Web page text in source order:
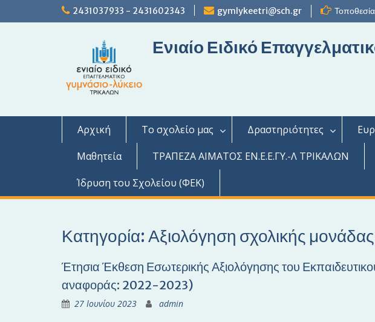
2431037933 - 2431602343 gymlykeetri@sch.gr
Ενιαίο Ειδικό
Αρχική Το σχολείο μας Δραστηριότητες
Μαθητεία
ΤΡΑΠΕΖΑ ΑΙΜΑΤΟΣ ΕΝ.Ε.Ε.ΓΥ.-Λ ΤΡΙΚΑΛΩΝ
Ίδρυση του Σχολείου (ΦΕΚ)
Κατηγορία: Αξιολόγηση σχολικής μονάδας
Έτησια Έκθεση Εσωτερικής Αξιολόγησης του
αναφοράς: 2022-2023)
27 Ιουνίου 2023 admin